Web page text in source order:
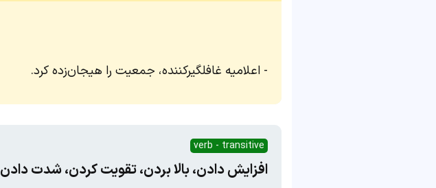
اعلامیه غافلگیرکننده، جمعیت را هیجان‌زده کرد.
verb - transitive
افزایش دادن، بالا بردن، تقویت کردن، شدت دادن